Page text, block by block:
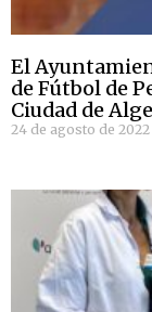
El
de Fútbol de
Ciudad de
24 de agosto de 2022